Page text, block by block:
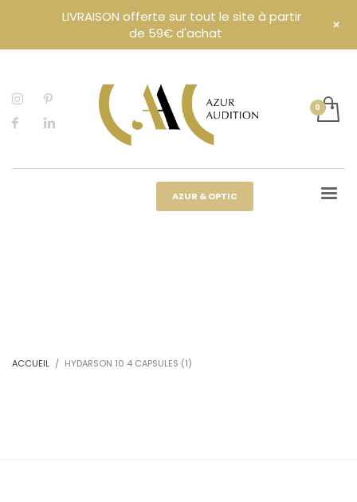
AZUR & OPTIC
ACCUEIL HYDARSON 10 4 CAPSULES (1)
LIVRAISON offerte sur tout le site à partir
de 59€ d'achat
+